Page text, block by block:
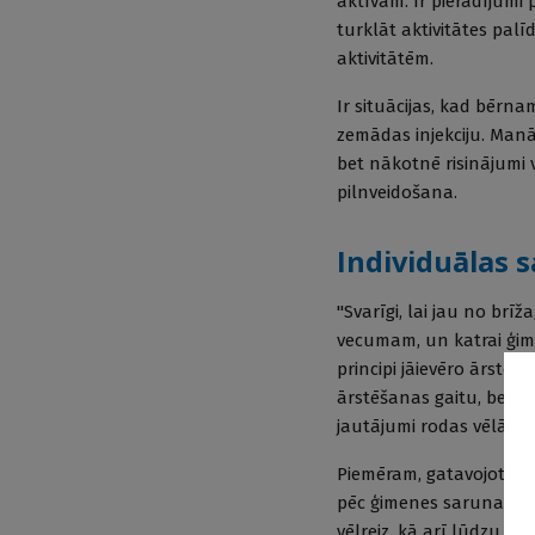
turklāt aktivitātes
aktivitātēm.
Ir situācijas, kad
zemādas injekciju.
bet nākotnē risinājumi
pilnveidošana.
Individuālas
"Svarīgi, lai jau no
vecumam, un katrai
principi jāievēro
ārstēšanas gaitu, bet ir
jautājumi rodas vēlāk,
Piemēram,
pēc ģimenes sarunas